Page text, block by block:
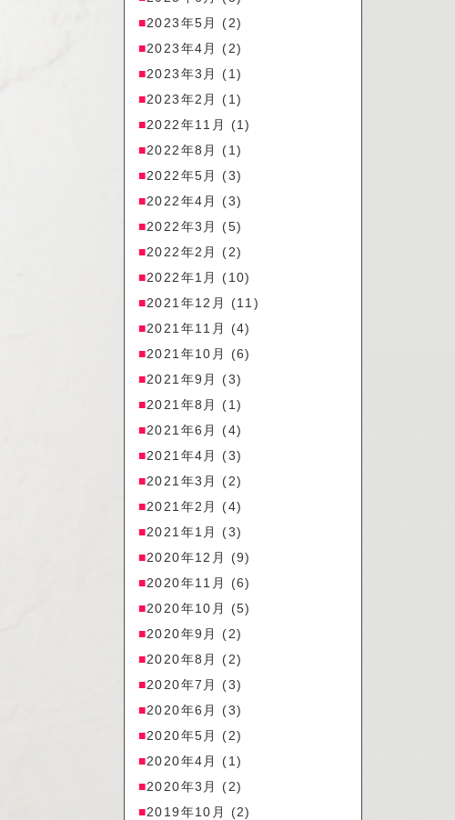
2023年5月
(2)
2023年4月
(2)
2023年3月
(1)
2023年2月
(1)
2022年11月
(1)
2022年8月
(1)
2022年5月
(3)
2022年4月
(3)
2022年3月
(5)
2022年2月
(2)
2022年1月
(10)
2021年12月
(11)
2021年11月
(4)
2021年10月
(6)
2021年9月
(3)
2021年8月
(1)
2021年6月
(4)
2021年4月
(3)
2021年3月
(2)
2021年2月
(4)
2021年1月
(3)
2020年12月
(9)
2020年11月
(6)
2020年10月
(5)
2020年9月
(2)
2020年8月
(2)
2020年7月
(3)
2020年6月
(3)
2020年5月
(2)
2020年4月
(1)
2020年3月
(2)
2019年10月
(2)